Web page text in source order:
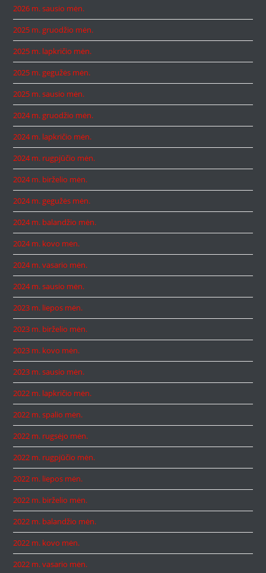
2026 m. sausio mėn.
2025 m. gruodžio mėn.
2025 m. lapkričio mėn.
2025 m. gegužės mėn.
2025 m. sausio mėn.
2024 m. gruodžio mėn.
2024 m. lapkričio mėn.
2024 m. rugpjūčio mėn.
2024 m. birželio mėn.
2024 m. gegužės mėn.
2024 m. balandžio mėn.
2024 m. kovo mėn.
2024 m. vasario mėn.
2024 m. sausio mėn.
2023 m. liepos mėn.
2023 m. birželio mėn.
2023 m. kovo mėn.
2023 m. sausio mėn.
2022 m. lapkričio mėn.
2022 m. spalio mėn.
2022 m. rugsėjo mėn.
2022 m. rugpjūčio mėn.
2022 m. liepos mėn.
2022 m. birželio mėn.
2022 m. balandžio mėn.
2022 m. kovo mėn.
2022 m. vasario mėn.